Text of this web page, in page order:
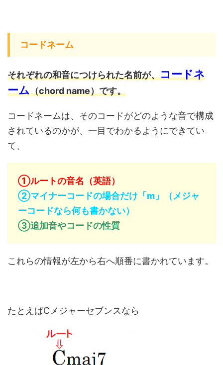
コードネーム
それぞれの和音につけられた名前が、コードネ
ーム（chord name）です。
コードネームは、そのコードがどのような音で構成
されているのかが、一目でわかるようにできてい
て、
①ルートの音名（英語）
②マイナーコードの場合だけ「m」（メジャ
ーコードなら何も書かない）
③追加音やコードの性質
これらの情報が左から右へ順番に書かれています。
たとえばCメジャーセブンスなら